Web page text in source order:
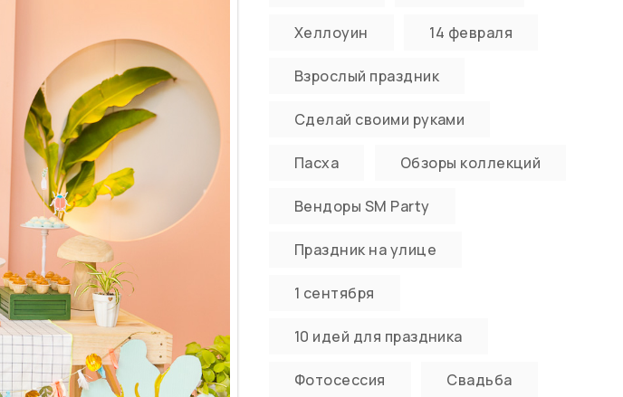
Хеллоуин 14 февраля
Взрослый праздник
Сделай своими руками
Пасха Обзоры коллекций
Вендоры SM Party
Праздник на улице
1 сентября
10 идей для праздника
Фотосессия Свадьба